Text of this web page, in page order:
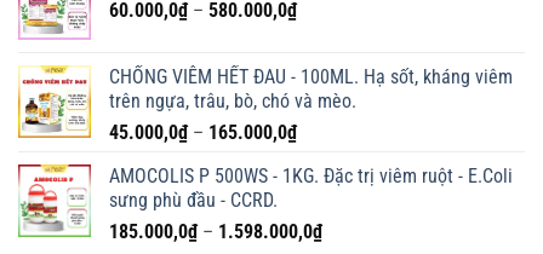
60.000,0₫ – 580.000,0₫Khoảng
60.000,0₫
đến
580.000,0₫
CHỐNG VIÊM HẾT ĐAU - 100ML. Hạ sốt, kháng viêm
trên ngựa, trâu, bò, chó và mèo.
45.000,0₫ – 165.000,0₫Khoảng
từ
đến
AMOCOLIS P 500WS - 1KG. Đặc trị viêm ruột - E.Coli
sưng phù đầu - CCRD.
185.000,0₫ – 1.598.000,0₫Khoảng